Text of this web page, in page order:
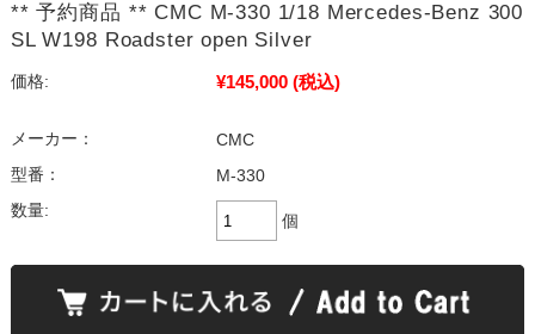
** 予約商品 ** CMC M-330 1/18 Mercedes-Benz 300
SL W198 Roadster open Silver
価格: ¥145,000 (税込)
メーカー：
CMC
型番：
M-330
数量:
個